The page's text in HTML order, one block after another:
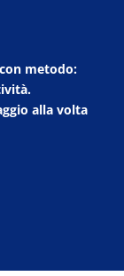
metodo:
alla volta